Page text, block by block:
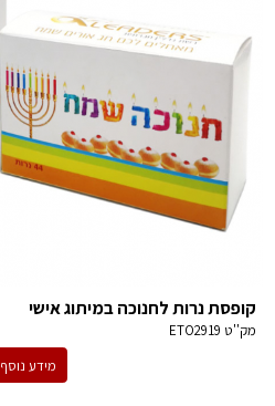
קופסת נרות לחנוכה במיתוג אישי
מק''ט ETO2919
מידע נוסף